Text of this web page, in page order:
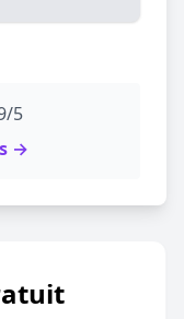
5
→